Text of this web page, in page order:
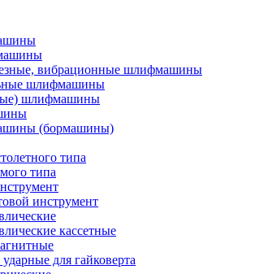
вибрационные шлифмашины
шлифмашины
шлифмашины
(бормашины)
типа
типа
инструмент
кассетные
для гайковерта